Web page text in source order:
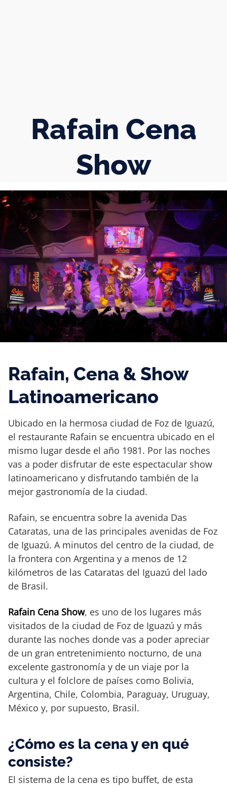
Rafain Cena
Show
Rafain, Cena & Show
Latinoamericano
Ubicado en la hermosa ciudad de Foz de Iguazú,
el restaurante Rafain se encuentra ubicado en el
mismo lugar desde el año 1981. Por las noches
vas a poder disfrutar de este espectacular show
latinoamericano y disfrutando también de la
mejor gastronomía de la ciudad.
Rafain, se encuentra sobre la avenida Das
Cataratas, una de las principales avenidas de Foz
de Iguazú. A minutos del centro de la ciudad, de
la frontera con Argentina y a menos de 12
kilómetros de las Cataratas del Iguazú del lado
de Brasil.
Rafain Cena Show, es uno de los lugares más
visitados de la ciudad de Foz de Iguazú y más
durante las noches donde vas a poder apreciar
de un gran entretenimiento nocturno, de una
excelente gastronomía y de un viaje por la
cultura y el folclore de países como Bolivia,
Argentina, Chile, Colombia, Paraguay, Uruguay,
México y, por supuesto, Brasil.
¿Cómo es la cena y en qué
consiste?
El sistema de la cena es tipo buffet, de esta